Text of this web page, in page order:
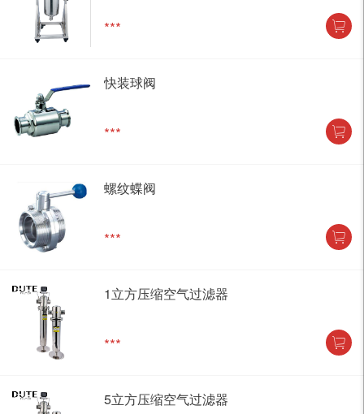
***
快装球阀
***
螺纹蝶阀
***
1立方压缩空气过滤器
***
5立方压缩空气过滤器